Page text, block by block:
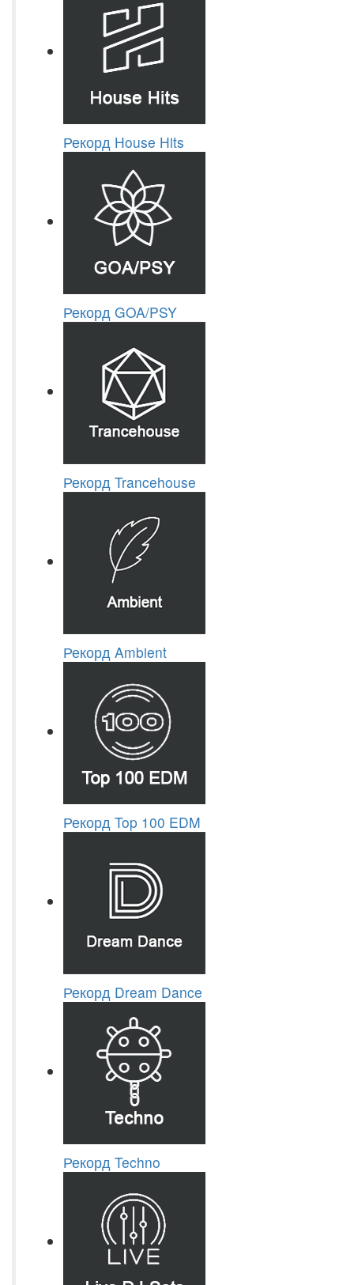
Рекорд House Hits
Рекорд GOA/PSY
Рекорд Trancehouse
Рекорд Ambient
Рекорд Top 100 EDM
Рекорд Dream Dance
Рекорд Techno